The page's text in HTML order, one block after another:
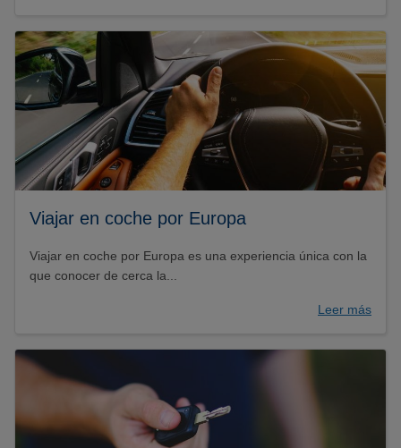
Viajar en coche por Europa
Viajar en coche por Europa es una experiencia única con la
que conocer de cerca la...
Leer más